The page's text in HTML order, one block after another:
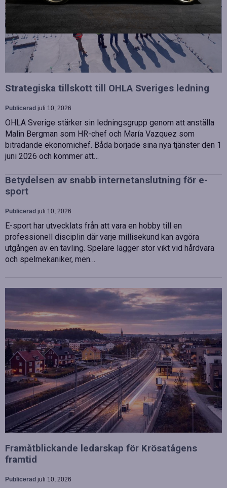
Strategiska tillskott till OHLA Sveriges ledning
Publicerad juli 10, 2026
OHLA Sverige stärker sin ledningsgrupp genom att anställa
Malin Bergman som HR-chef och María Vazquez som
biträdande ekonomichef. Båda började sina nya tjänster den 1
juni 2026 och kommer att…
Betydelsen av snabb internetanslutning för e-
sport
Publicerad juli 10, 2026
E-sport har utvecklats från att vara en hobby till en
professionell disciplin där varje millisekund kan avgöra
utgången av en tävling. Spelare lägger stor vikt vid hårdvara
och spelmekaniker, men…
Framåtblickande ledarskap för Krösatågens
framtid
Publicerad juli 10, 2026